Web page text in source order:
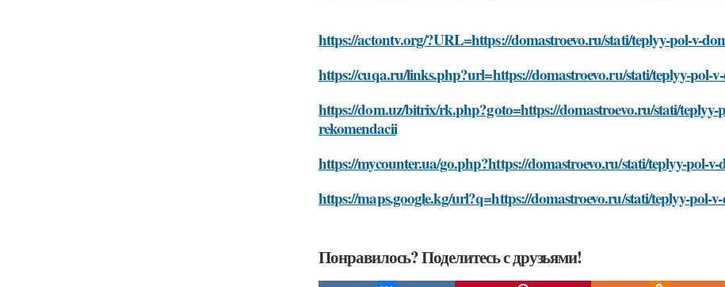
https://actontv.org/?URL=https://domastroevo.ru/stati/teplyy-pol-v-
https://cuqa.ru/links.php?url=https://domastroevo.ru/stati/teplyy-pol-
https://dom.uz/bitrix/rk.php?goto=https://domastroevo.ru/stati/teplyy-
rekomendacii
https://mycounter.ua/go.php?https://domastroevo.ru/stati/teplyy-pol-v-
https://maps.google.kg/url?q=https://domastroevo.ru/stati/teplyy-pol-
Понравилось? Поделитесь с друзьями!